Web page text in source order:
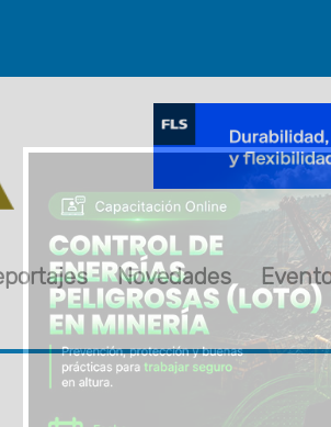
Novedades